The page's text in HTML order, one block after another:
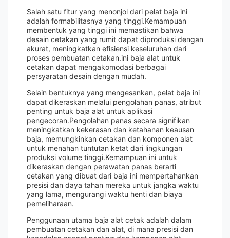
Salah satu fitur yang menonjol dari pelat baja ini
adalah formabilitasnya yang tinggi.Kemampuan
membentuk yang tinggi ini memastikan bahwa
desain cetakan yang rumit dapat diproduksi dengan
akurat, meningkatkan efisiensi keseluruhan dari
proses pembuatan cetakan.ini baja alat untuk
cetakan dapat mengakomodasi berbagai
persyaratan desain dengan mudah.
Selain bentuknya yang mengesankan, pelat baja ini
dapat dikeraskan melalui pengolahan panas, atribut
penting untuk baja alat untuk aplikasi
pengecoran.Pengolahan panas secara signifikan
meningkatkan kekerasan dan ketahanan keausan
baja, memungkinkan cetakan dan komponen alat
untuk menahan tuntutan ketat dari lingkungan
produksi volume tinggi.Kemampuan ini untuk
dikeraskan dengan perawatan panas berarti
cetakan yang dibuat dari baja ini mempertahankan
presisi dan daya tahan mereka untuk jangka waktu
yang lama, mengurangi waktu henti dan biaya
pemeliharaan.
Penggunaan utama baja alat cetak adalah dalam
pembuatan cetakan dan alat, di mana presisi dan